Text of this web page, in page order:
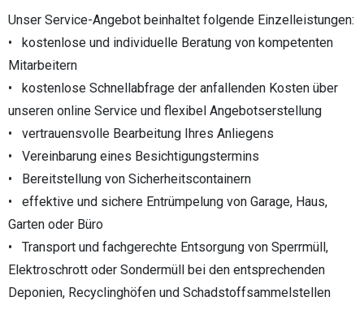
Unser Service-Angebot beinhaltet folgende Einzelleistungen:
• kostenlose und individuelle Beratung von kompetenten
Mitarbeitern
• kostenlose Schnellabfrage der anfallenden Kosten über
unseren online Service und flexibel Angebotserstellung
• vertrauensvolle Bearbeitung Ihres Anliegens
• Vereinbarung eines Besichtigungstermins
• Bereitstellung von Sicherheitscontainern
• effektive und sichere Entrümpelung von Garage, Haus,
Garten oder Büro
• Transport und fachgerechte Entsorgung von Sperrmüll,
Elektroschrott oder Sondermüll bei den entsprechenden
Deponien, Recyclinghöfen und Schadstoffsammelstellen